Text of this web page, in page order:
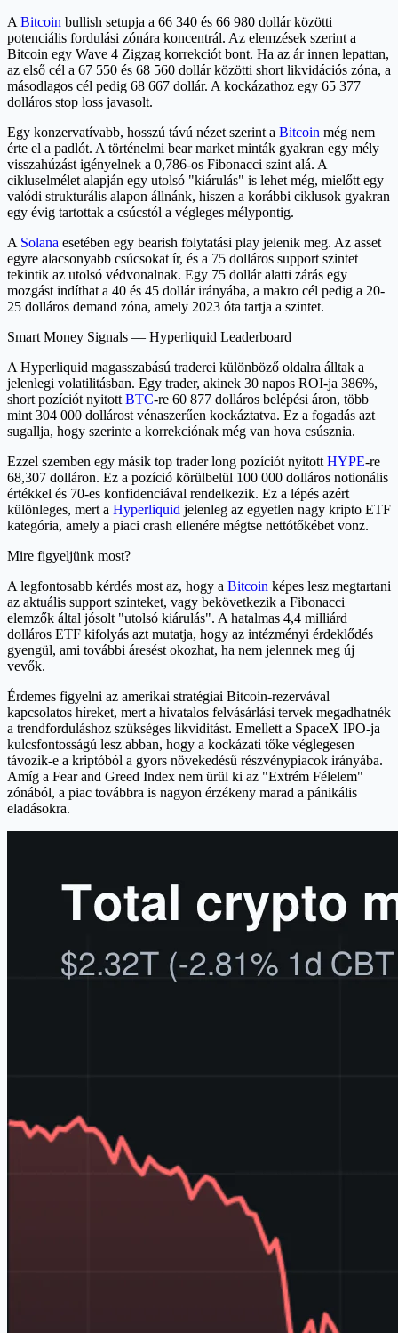
A Bitcoin bullish setupja a 66 340 és 66 980 dollár közötti
potenciális fordulási zónára koncentrál. Az elemzések szerint a
Bitcoin egy Wave 4 Zigzag korrekciót bont. Ha az ár innen lepattan,
az első cél a 67 550 és 68 560 dollár közötti short likvidációs zóna, a
másodlagos cél pedig 68 667 dollár. A kockázathoz egy 65 377
dolláros stop loss javasolt.
Egy konzervatívabb, hosszú távú nézet szerint a Bitcoin még nem
érte el a padlót. A történelmi bear market minták gyakran egy mély
visszahúzást igényelnek a 0,786-os Fibonacci szint alá. A
cikluselmélet alapján egy utolsó "kiárulás" is lehet még, mielőtt egy
valódi strukturális alapon állnánk, hiszen a korábbi ciklusok gyakran
egy évig tartottak a csúcstól a végleges mélypontig.
A Solana esetében egy bearish folytatási play jelenik meg. Az asset
egyre alacsonyabb csúcsokat ír, és a 75 dolláros support szintet
tekintik az utolsó védvonalnak. Egy 75 dollár alatti zárás egy
mozgást indíthat a 40 és 45 dollár irányába, a makro cél pedig a 20-
25 dolláros demand zóna, amely 2023 óta tartja a szintet.
Smart Money Signals — Hyperliquid Leaderboard
A Hyperliquid magasszabású traderei különböző oldalra álltak a
jelenlegi volatilitásban. Egy trader, akinek 30 napos ROI-ja 386%,
short pozíciót nyitott BTC-re 60 877 dolláros belépési áron, több
mint 304 000 dollárost vénaszerűen kockáztatva. Ez a fogadás azt
sugallja, hogy szerinte a korrekciónak még van hova csúsznia.
Ezzel szemben egy másik top trader long pozíciót nyitott HYPE-re
68,307 dolláron. Ez a pozíció körülbelül 100 000 dolláros notionális
értékkel és 70-es konfidenciával rendelkezik. Ez a lépés azért
különleges, mert a Hyperliquid jelenleg az egyetlen nagy kripto ETF
kategória, amely a piaci crash ellenére mégtse nettótőkébet vonz.
Mire figyeljünk most?
A legfontosabb kérdés most az, hogy a Bitcoin képes lesz megtartani
az aktuális support szinteket, vagy bekövetkezik a Fibonacci
elemzők által jósolt "utolsó kiárulás". A hatalmas 4,4 milliárd
dolláros ETF kifolyás azt mutatja, hogy az intézményi érdeklődés
gyengül, ami további áresést okozhat, ha nem jelennek meg új
vevők.
Érdemes figyelni az amerikai stratégiai Bitcoin-rezervával
kapcsolatos híreket, mert a hivatalos felvásárlási tervek megadhatnék
a trendforduláshoz szükséges likviditást. Emellett a SpaceX IPO-ja
kulcsfontosságú lesz abban, hogy a kockázati tőke véglegesen
távozik-e a kriptóból a gyors növekedésű részvénypiacok irányába.
Amíg a Fear and Greed Index nem ürül ki az "Extrém Félelem"
zónából, a piac továbbra is nagyon érzékeny marad a pánikális
eladásokra.